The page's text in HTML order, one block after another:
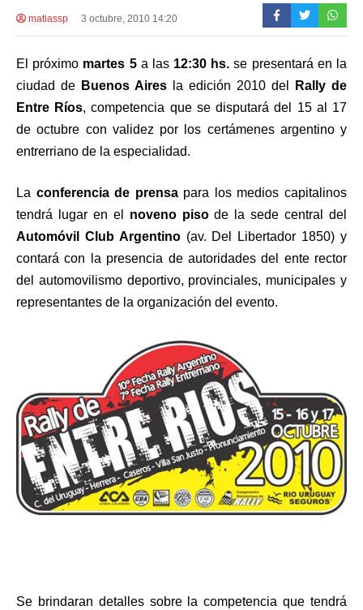
matiassp 3 octubre, 2010 14:20
El próximo martes 5a las 12:30 hs. se presentará en la
ciudad de Buenos Aires la edición 2010 del
Rally de
Entre Ríos, competencia que se disputará del 15 al 17
de octubre con validez por los certámenes argentino y
entrerriano de la especialidad.
La conferencia de prensapara los medios capitalinos
tendrá lugar en el noveno pisode la sede central del
Automóvil Club Argentino(av. Del Libertador 1850) y
contará con la presencia de autoridades del ente rector
del automovilismo deportivo, provinciales, municipales y
representantes de la organización del evento.
Se brindaran detalles sobre la competencia que tendrá